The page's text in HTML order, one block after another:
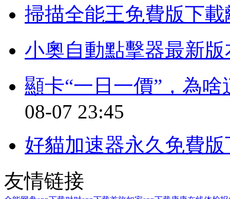
掃描全能王免費版下
小奧自動點擊器最新
顯卡“一日一價”，為
08-07 23:45
好貓加速器永久免費
友情链接